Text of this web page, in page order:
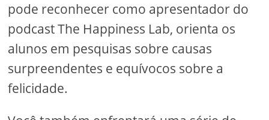
pode reconhecer como apresentador do
podcast The Happiness Lab, orienta os
alunos em pesquisas sobre causas
surpreendentes e equívocos sobre a
felicidade.